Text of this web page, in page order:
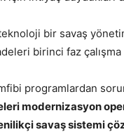
bir savaş
birinci faz çalışma
programlardan
modernizasyon
savaş sistemi